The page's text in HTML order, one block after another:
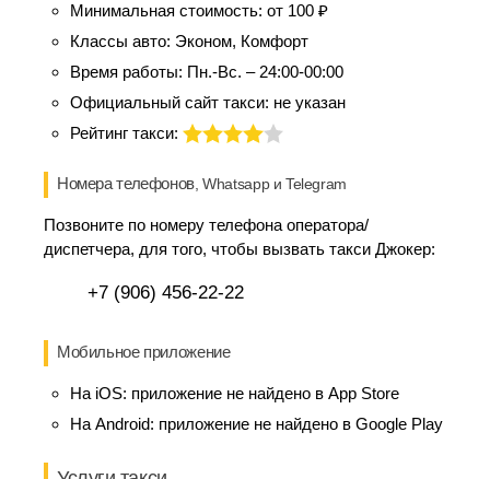
Минимальная стоимость: от 100 ₽
Классы авто: Эконом, Комфорт
Время работы: Пн.-Вс. – 24:00-00:00
Официальный сайт такси: не указан
Рейтинг такси:
Номера телефонов, Whatsapp и Telegram
Позвоните по номеру телефона оператора/
диспетчера, для того, чтобы вызвать такси Джокер:
+7 (906) 456-22-22
Мобильное приложение
На iOS: приложение не найдено в App Store
На Android: приложение не найдено в Google Play